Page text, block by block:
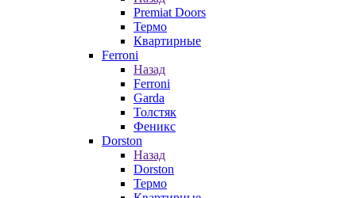
Premiat Doors
Термо
Квартирные
Ferroni
Назад
Ferroni
Garda
Толстяк
Феникс
Dorston
Назад
Dorston
Термо